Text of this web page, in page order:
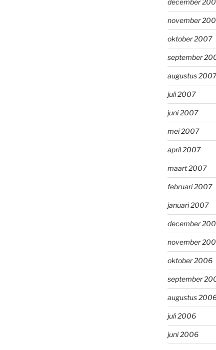
december
november
oktober 2007
september
augustus 2007
juli 2007
juni 2007
mei 2007
april 2007
maart 2007
februari 2007
januari 2007
december
november
oktober 2006
september
augustus
juli 2006
juni 2006